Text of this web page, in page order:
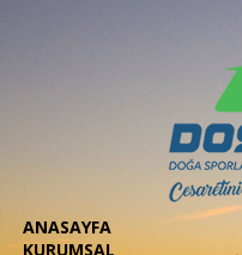
ANASAYFA
KURUMSAL